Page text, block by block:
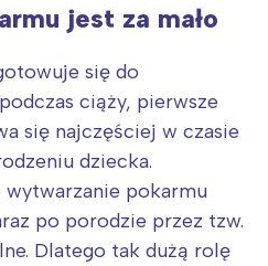
jest za mało
się do
ciąży, pierwsze
się najczęściej w czasie
dziecka.
pokarmu
po porodzie przez tzw.
Dlatego tak dużą rolę